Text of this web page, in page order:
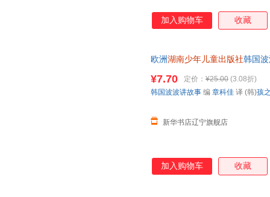
译林出
延边大学出版社
广东教育出版社
甘肃教
海峡文艺出版社
北京燕
南海出版公司
台海出
白山出版社
加入购物车 收藏
欧洲湖南少年儿童出版社韩国
¥7.70 定价： ¥25.00 (3.08折)
新华书店辽宁旗舰店
韩国波波讲故事 编 章科佳 译 (韩)孩
加入购物车 收藏